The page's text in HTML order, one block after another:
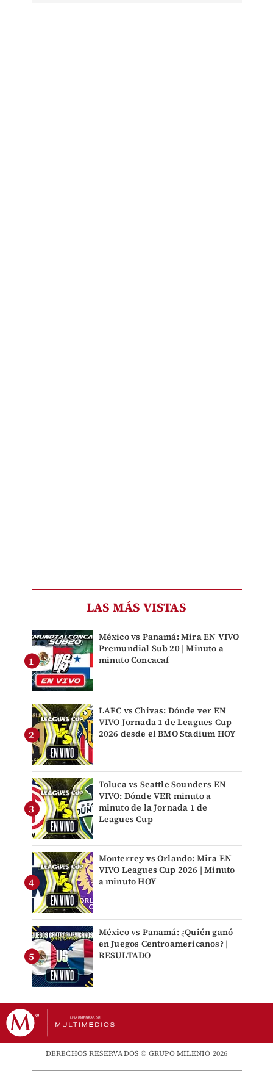
LAS MÁS VISTAS
México vs Panamá: Mira EN VIVO
Premundial Sub 20 | Minuto a
minuto Concacaf
LAFC vs Chivas: Dónde ver EN
VIVO Jornada 1 de Leagues Cup
2026 desde el BMO Stadium HOY
Toluca vs Seattle Sounders EN
VIVO: Dónde VER minuto a
minuto de la Jornada 1 de
Leagues Cup
Monterrey vs Orlando: Mira EN
VIVO Leagues Cup 2026 | Minuto
a minuto HOY
México vs Panamá: ¿Quién ganó
en Juegos Centroamericanos? |
RESULTADO
DERECHOS RESERVADOS © GRUPO MILENIO 2026